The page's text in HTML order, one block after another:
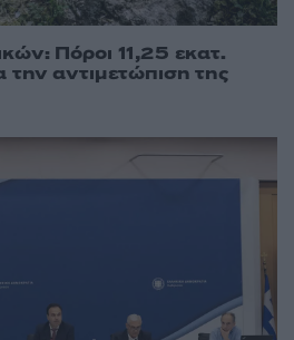
Πόροι 11,25 εκατ.
την αντιμετώπιση της